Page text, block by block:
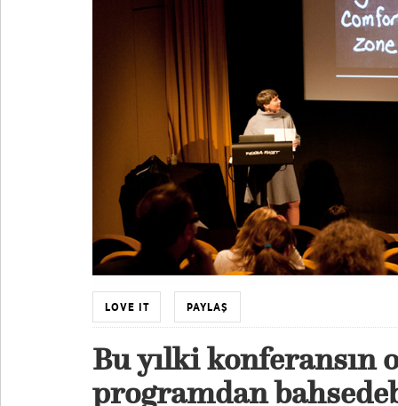
LOVE IT PAYLAŞ
Bu yılki konferansın
programdan